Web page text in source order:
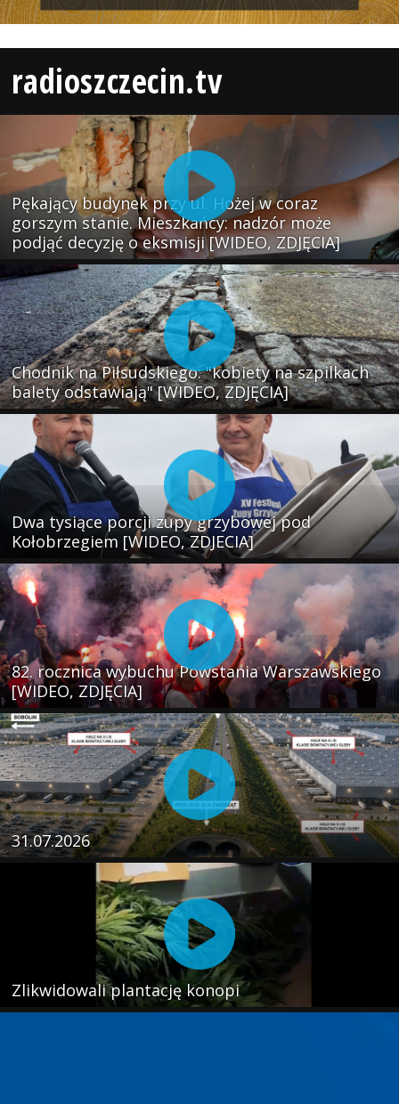
radioszczecin.tv
Pękający budynek przy ul. Hożej w coraz
gorszym stanie. Mieszkańcy: nadzór może
podjąć decyzję o eksmisji [WIDEO, ZDJĘCIA]
Chodnik na Piłsudskiego: "kobiety na szpilkach
balety odstawiają" [WIDEO, ZDJĘCIA]
Dwa tysiące porcji zupy grzybowej pod
Kołobrzegiem [WIDEO, ZDJECIA]
82. rocznica wybuchu Powstania Warszawskiego
[WIDEO, ZDJĘCIA]
31.07.2026
Zlikwidowali plantację konopi